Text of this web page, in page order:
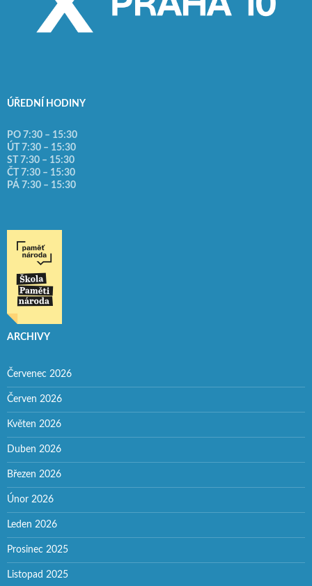
ÚŘEDNÍ HODINY
PO 7:30 – 15:30
ÚT 7:30 – 15:30
ST 7:30 – 15:30
ČT 7:30 – 15:30
PÁ 7:30 – 15:30
ARCHIVY
Červenec 2026
Červen 2026
Květen 2026
Duben 2026
Březen 2026
Únor 2026
Leden 2026
Prosinec 2025
Listopad 2025